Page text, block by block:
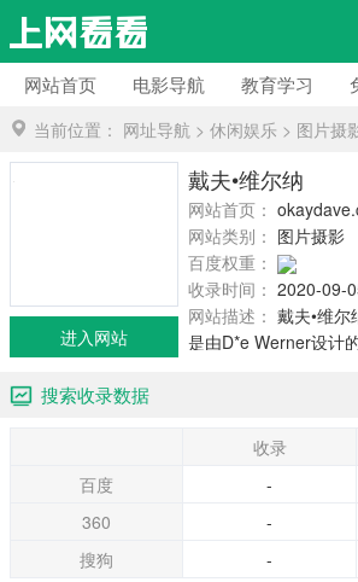
网站首页 电影导航 教育学习
当前位置： 网址导航 > 休闲娱乐 > 图片摄
戴夫•维尔纳
网站首页：
网站类别： 图片摄影
百度权重：
收录时间： 2020-09-
网站描述： 戴夫•维
是由D*e Werner设计
牌，点击任何一张照
进入网站
搜索收录数据
收录
百度
-
360
-
搜狗
-